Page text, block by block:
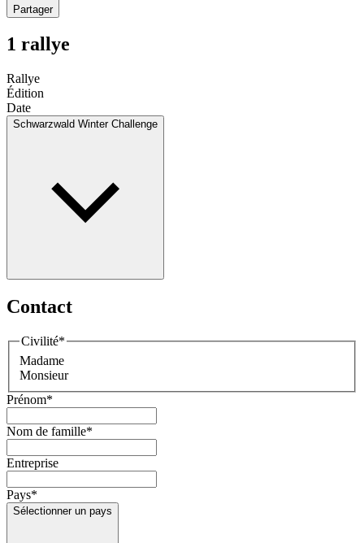
Partager
1 rallye
Rallye
Édition
Date
Schwarzwald Winter Challenge
Contact
Civilité*
Madame
Monsieur
Prénom*
Nom de famille*
Entreprise
Pays*
Sélectionner un pays